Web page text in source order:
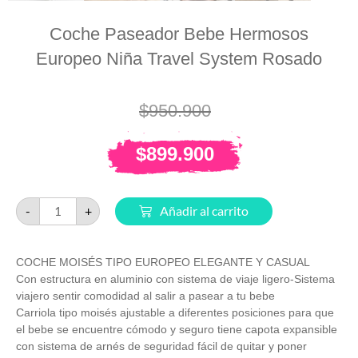
Coche Paseador Bebe Hermosos
Europeo Niña Travel System Rosado
$950.900
$899.900
- + Añadir al carrito
COCHE MOISÉS TIPO EUROPEO ELEGANTE Y CASUAL
Con estructura en aluminio con sistema de viaje ligero-Sistema
viajero sentir comodidad al salir a pasear a tu bebe
Carriola tipo moisés ajustable a diferentes posiciones para que
el bebe se encuentre cómodo y seguro tiene capota expansible
con sistema de arnés de seguridad fácil de quitar y poner